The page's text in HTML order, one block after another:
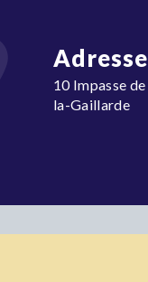
Adresse
10 Impasse de la Serbe, 19100 Brive-
la-Gaillarde